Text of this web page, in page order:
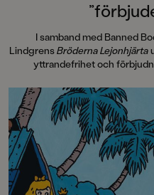
I samband med Banned
LindgrensBröderna Lejonhjärta
yttrandefrihet och
exemplar, sk Samizdat, via
Kalla kriget på 80-talet.
Laurie Halse Anderson,
Memorial Award,